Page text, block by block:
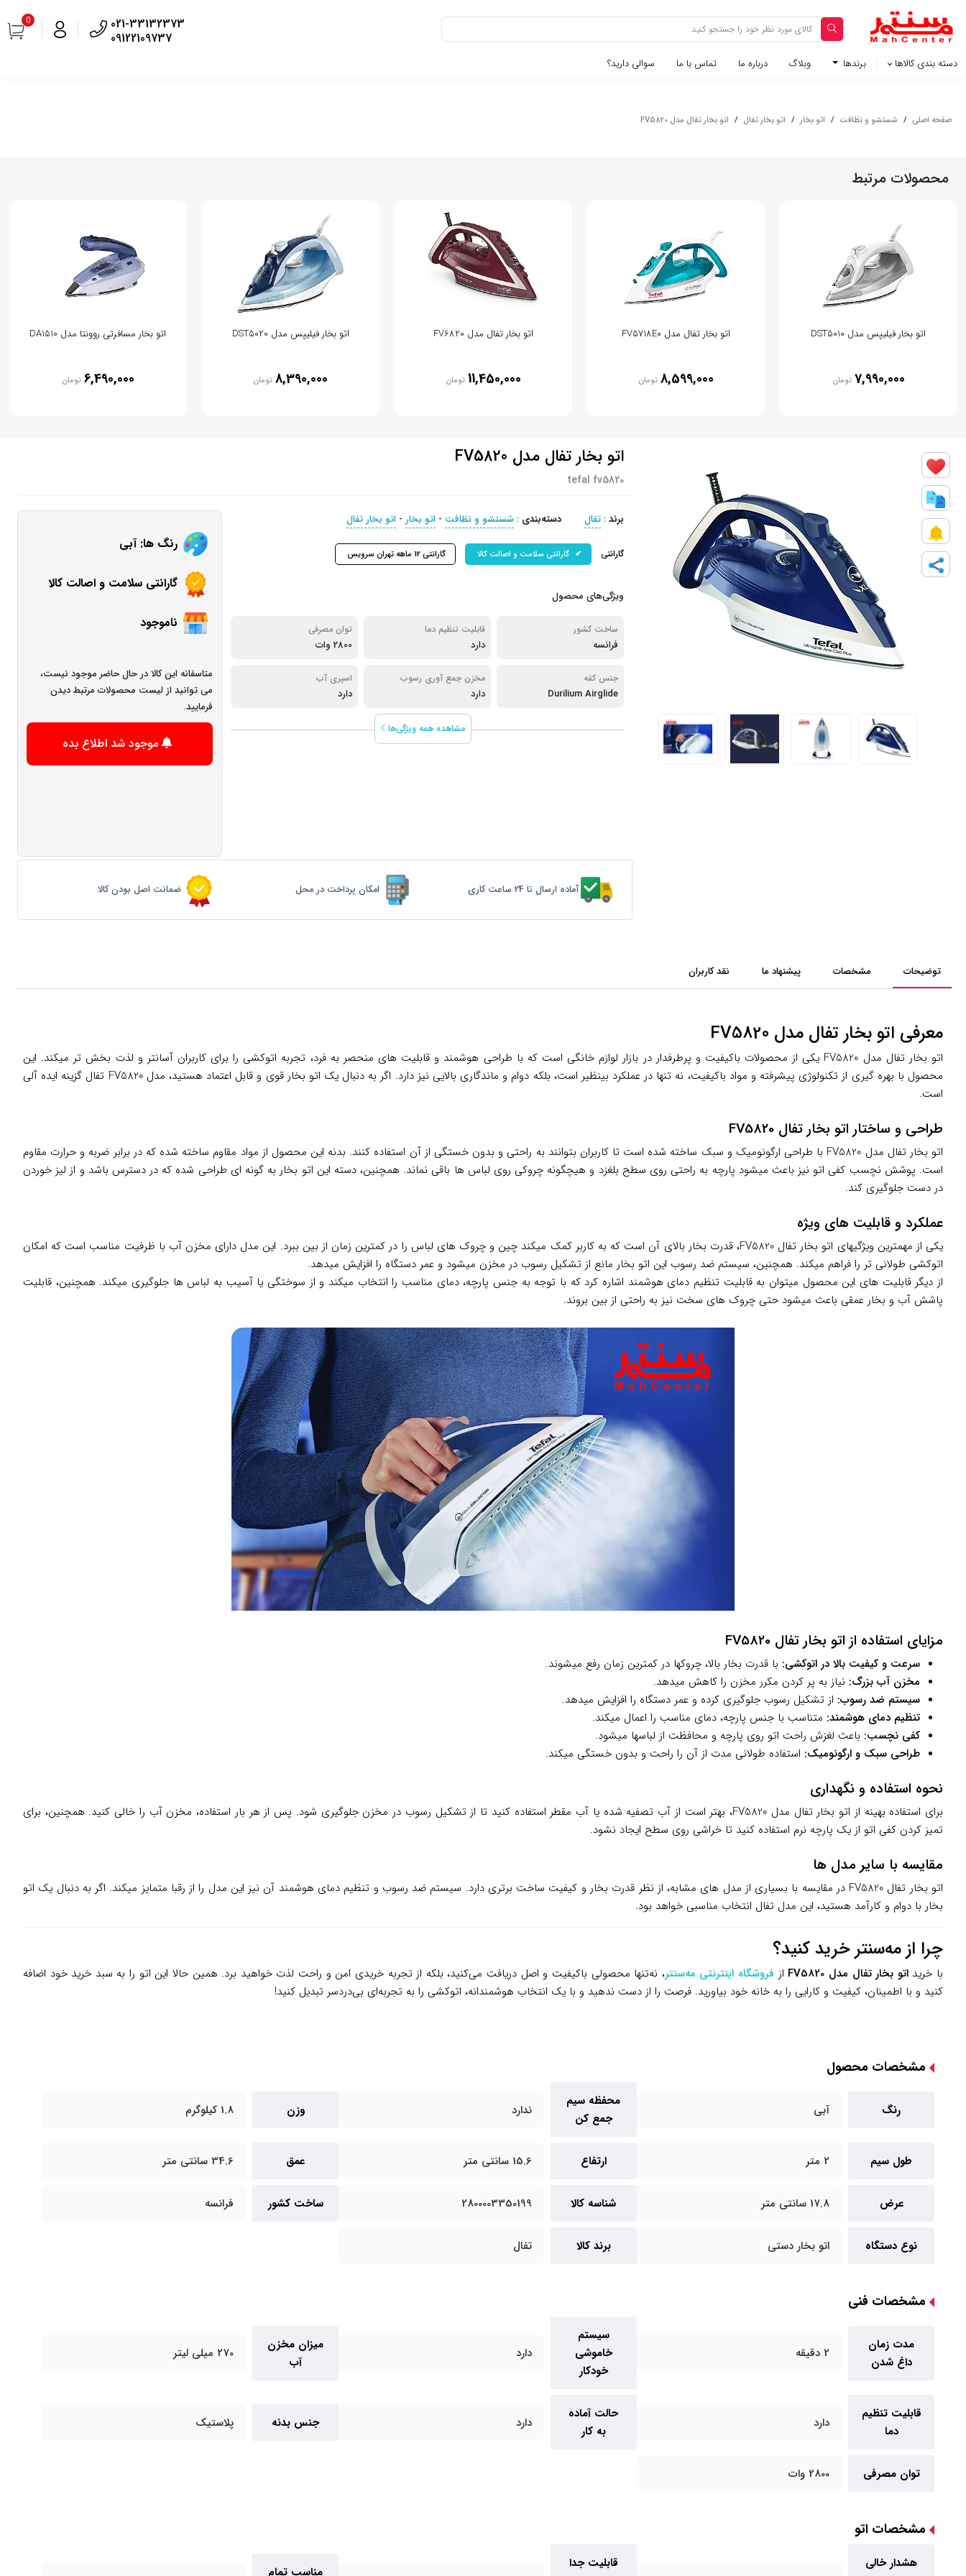
021-33132373
09122109737
0
دسته بندی کالاها برندها وبلاگ‌ درباره ما تماس با ما سوالی دارید؟
صفحه اصلی / شستشو و نظافت / اتو بخار / اتو بخار تفال / اتو بخار تفال مدل FV5820
محصولات مرتبط
اتو بخار فیلیپس مدل DST5010
7,990,000 تومان
اتو بخار تفال مدل FV5718E0
8,599,000 تومان
اتو بخار تفال مدل FV6820
11,450,000 تومان
اتو بخار فیلیپس مدل DST5020
8,390,000 تومان
اتو بخار مسافرتی روونتا مدل DA1510
6,490,000 تومان
اتو بخار تفال مدل FV5820
tefal fv5820
برند: تفال دسته‌بندی : شستشو و نظافت - اتو بخار - اتو بخار تفال
گارانتی گارانتی سلامت و اصالت کالا گارانتی 12 ماهه تهران سرویس
ویژگی‌های محصول
ساخت کشور
فرانسه
قابلیت تنظیم دما
دارد
توان مصرفی
2800 وات
جنس کفه
Durilium Airglide
مخزن جمع آوری رسوب
دارد
اسپری آب
دارد
مشاهده همه ویژگی‌ها
رنگ ها: آبی
گارانتی سلامت و اصالت کالا
ناموجود
متاسفانه این کالا در حال حاضر موجود نیست،
می توانید از لیست محصولات مرتبط دیدن
فرمایید.
موجود شد اطلاع بده
آماده ارسال تا 24 ساعت کاری امکان پرداخت در محل ضمانت اصل بودن کالا
توضیحات مشخصات پیشنهاد ما نقد کاربران
معرفی اتو بخار تفال مدل FV5820
اتو بخار تفال مدل FV5820 یکی از محصولات باکیفیت و پرطرفدار در بازار لوازم خانگی است که با طراحی هوشمند و قابلیت های منحصر به فرد، تجربه اتوکشی را برای کاربران آسانتر و لذت بخش تر میکند. این
محصول با بهره گیری از تکنولوژی پیشرفته و مواد باکیفیت، نه تنها در عملکرد بینظیر است، بلکه دوام و ماندگاری بالایی نیز دارد. اگر به دنبال یک اتو بخار قوی و قابل اعتماد هستید، مدل FV5820 تفال گزینه ایده آلی
است.
طراحی و ساختار اتو بخار تفال FV5820
اتو بخار تفال مدل FV5820 با طراحی ارگونومیک و سبک ساخته شده است تا کاربران بتوانند به راحتی و بدون خستگی از آن استفاده کنند. بدنه این محصول از مواد مقاوم ساخته شده که در برابر ضربه و حرارت مقاوم
است. پوشش نچسب کفی اتو نیز باعث میشود پارچه به راحتی روی سطح بلغزد و هیچگونه چروکی روی لباس ها باقی نماند. همچنین، دسته این اتو بخار به گونه ای طراحی شده که در دسترس باشد و از لیز خوردن
در دست جلوگیری کند.
عملکرد و قابلیت های ویژه
یکی از مهمترین ویژگیهای اتو بخار تفال FV5820، قدرت بخار بالای آن است که به کاربر کمک میکند چین و چروک های لباس را در کمترین زمان از بین ببرد. این مدل دارای مخزن آب با ظرفیت مناسب است که امکان
اتوکشی طولانی تر را فراهم میکند. همچنین، سیستم ضد رسوب این اتو بخار مانع از تشکیل رسوب در مخزن میشود و عمر دستگاه را افزایش میدهد.
از دیگر قابلیت های این محصول میتوان به قابلیت تنظیم دمای هوشمند اشاره کرد که با توجه به جنس پارچه، دمای مناسب را انتخاب میکند و از سوختگی یا آسیب به لباس ها جلوگیری میکند. همچنین، قابلیت
پاشش آب و بخار عمقی باعث میشود حتی چروک های سخت نیز به راحتی از بین بروند.
مزایای استفاده از اتو بخار تفال FV5820
سرعت و کیفیت بالا در اتوکشی: با قدرت بخار بالا، چروکها در کمترین زمان رفع میشوند.
مخزن آب بزرگ: نیاز به پر کردن مکرر مخزن را کاهش میدهد.
سیستم ضد رسوب: از تشکیل رسوب جلوگیری کرده و عمر دستگاه را افزایش میدهد.
تنظیم دمای هوشمند: متناسب با جنس پارچه، دمای مناسب را اعمال میکند.
کفی نچسب: باعث لغزش راحت اتو روی پارچه و محافظت از لباسها میشود.
طراحی سبک و ارگونومیک: استفاده طولانی مدت از آن را راحت و بدون خستگی میکند.
نحوه استفاده و نگهداری
برای استفاده بهینه از اتو بخار تفال مدل FV5820، بهتر است از آب تصفیه شده یا آب مقطر استفاده کنید تا از تشکیل رسوب در مخزن جلوگیری شود. پس از هر بار استفاده، مخزن آب را خالی کنید. همچنین، برای
تمیز کردن کفی اتو از یک پارچه نرم استفاده کنید تا خراشی روی سطح ایجاد نشود.
مقایسه با سایر مدل ها
اتو بخار تفال FV5820 در مقایسه با بسیاری از مدل های مشابه، از نظر قدرت بخار و کیفیت ساخت برتری دارد. سیستم ضد رسوب و تنظیم دمای هوشمند آن نیز این مدل را از رقبا متمایز میکند. اگر به دنبال یک اتو
بخار با دوام و کارآمد هستید، این مدل تفال انتخاب مناسبی خواهد بود.
چرا از مه‌سنتر خرید کنید؟
با خریداتو بخار تفال مدل FV5820 از فروشگاه اینترنتی مه‌سنتر، نه‌تنها محصولی باکیفیت و اصل دریافت می‌کنید، بلکه از تجربه خریدی امن و راحت لذت خواهید برد. همین حالا این اتو را به سبد خرید خود اضافه
کنید و با اطمینان، کیفیت و کارایی را به خانه خود بیاورید. فرصت را از دست ندهید و با یک انتخاب هوشمندانه، اتوکشی را به تجربه‌ای بی‌دردسر تبدیل کنید!
مشخصات محصول
رنگ آبی
محفظه سیم
جمع کن
ندارد وزن 1.8 کیلوگرم
طول سیم 2 متر ارتفاع 15.6 سانتی متر عمق 34.6 سانتی متر
عرض 17.8 سانتی متر شناسه کالا 2800003350199 ساخت کشور فرانسه
نوع دستگاه اتو بخار دستی برند کالا تفال
مشخصات فنی
مدت زمان
داغ شدن
2 دقیقه
سیستم
خاموشی
خودکار
دارد
میزان مخزن
آب
270 میلی لیتر
قابلیت تنظیم
دما
دارد
حالت آماده
به کار
دارد جنس بدنه پلاستیک
توان مصرفی 2800 وات
مشخصات اتو
هشدار خالی
قابلیت جدا
مناسب تمام